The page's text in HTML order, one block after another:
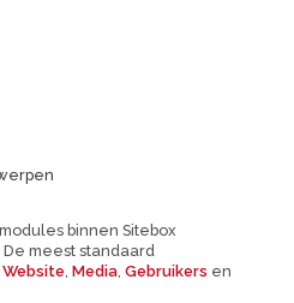
binnen Sitebox
meest standaard
Website, Media, Gebruikers en